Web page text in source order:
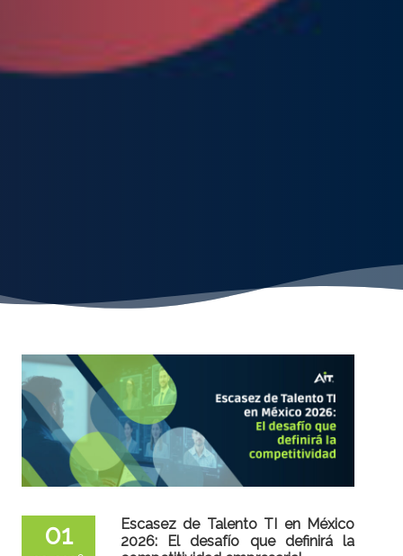
01
Escasez de Talento TI en México
2026: El desafío que definirá la